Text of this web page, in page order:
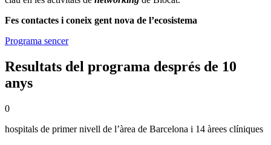
Fes contactes i coneix gent nova de l’ecosistema
Programa sencer
Resultats del programa després de 10
anys
0
hospitals de primer nivell de l’àrea de Barcelona i 14 àrees clíniques